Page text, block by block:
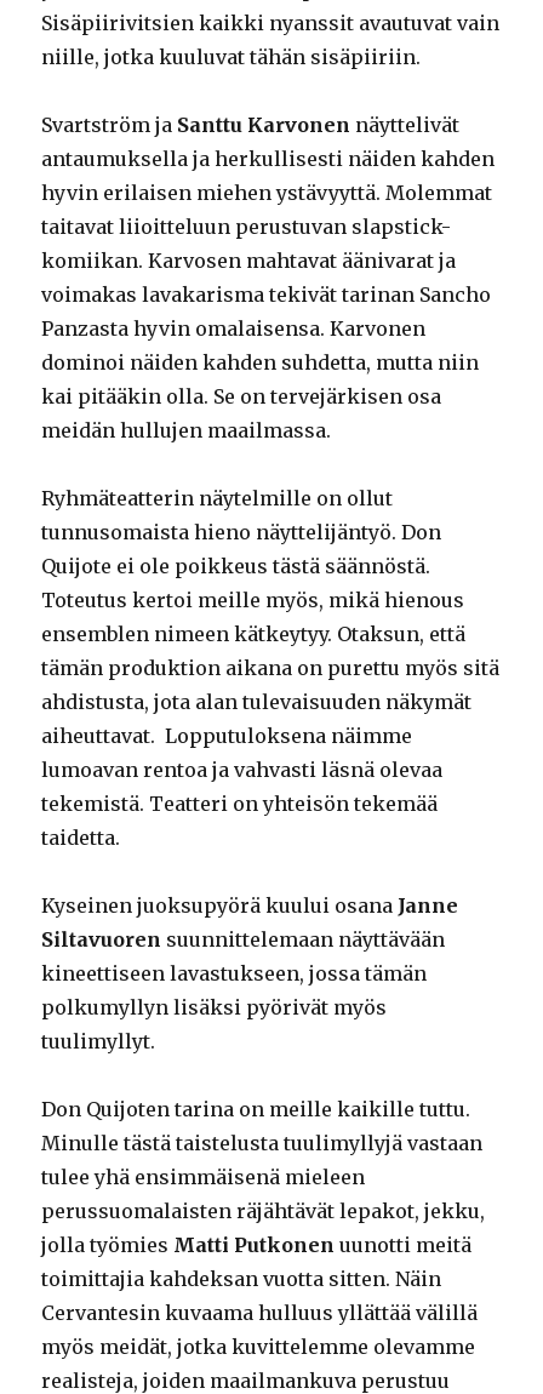
Sisäpiirivitsien kaikki nyanssit avautuvat vain
niille, jotka kuuluvat tähän sisäpiiriin.
Svartström ja Santtu Karvonen näyttelivät
antaumuksella ja herkullisesti näiden kahden
hyvin erilaisen miehen ystävyyttä. Molemmat
taitavat liioitteluun perustuvan slapstick-
komiikan. Karvosen mahtavat äänivarat ja
voimakas lavakarisma tekivät tarinan Sancho
Panzasta hyvin omalaisensa. Karvonen
dominoi näiden kahden suhdetta, mutta niin
kai pitääkin olla. Se on tervejärkisen osa
meidän hullujen maailmassa.
Ryhmäteatterin näytelmille on ollut
tunnusomaista hieno näyttelijäntyö. Don
Quijote ei ole poikkeus tästä säännöstä.
Toteutus kertoi meille myös, mikä hienous
ensemblen nimeen kätkeytyy. Otaksun, että
tämän produktion aikana on purettu myös sitä
ahdistusta, jota alan tulevaisuuden näkymät
aiheuttavat. Lopputuloksena näimme
lumoavan rentoa ja vahvasti läsnä olevaa
tekemistä. Teatteri on yhteisön tekemää
taidetta.
Kyseinen juoksupyörä kuului osana Janne
Siltavuoren suunnittelemaan näyttävään
kineettiseen lavastukseen, jossa tämän
polkumyllyn lisäksi pyörivät myös
tuulimyllyt.
Don Quijoten tarina on meille kaikille tuttu.
Minulle tästä taistelusta tuulimyllyjä vastaan
tulee yhä ensimmäisenä mieleen
perussuomalaisten räjähtävät lepakot, jekku,
jolla työmies Matti Putkonen uunotti meitä
toimittajia kahdeksan vuotta sitten. Näin
Cervantesin kuvaama hulluus yllättää välillä
myös meidät, jotka kuvittelemme olevamme
realisteja, joiden maailmankuva perustuu